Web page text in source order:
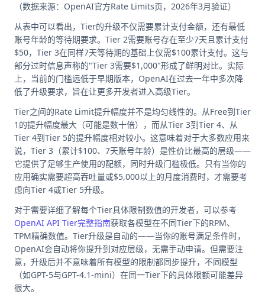
（数据来源：OpenAI官方Rate Limits页，2026年3月验证）
从表中可以看出，Tier的升级不仅需要累计支付金额，还有最低
账号年龄的等待期要求。Tier 2需要账号存在至少7天且累计支付
$50，Tier 3在同样7天等待期的基础上仅需$100累计支付。这与
部分过时信息声称的"Tier 3需要$1,000"形成了鲜明对比。实际
上，当前的门槛远低于早期版本，OpenAI在过去一年中多次降
低了升级要求，旨在让更多开发者进入高级Tier。
Tier之间的Rate Limit提升幅度并不是均匀线性的。从Free到Tier
1的提升幅度最大（可能是数十倍），而从Tier 3到Tier 4、从
Tier 4到Tier 5的提升幅度相对较小。这意味着对于大多数应用来
说，Tier 3（累计$100、7天账号年龄）是性价比最高的层级——
它提供了足够生产使用的配额，同时升级门槛极低。只有当你的
应用确实需要超高吞吐量或$5,000以上的月度消费时，才需要考
虑向Tier 4或Tier 5升级。
对于需要详细了解每个Tier具体限制数值的开发者，可以参考
OpenAI API Tier完整指南获取各模型在不同Tier下的RPM、
TPM精确数值。Tier升级是自动的——当你的账号满足条件时，
OpenAI会自动将你提升到对应层级，无需手动申请。但需要注
意，升级后并不意味着所有模型的限制都同步提升，不同模型
（如GPT-5与GPT-4.1-mini）在同一Tier下的具体限额可能差异
很大。